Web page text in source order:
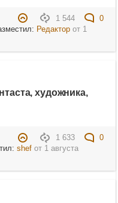
1 544
0
Редакторот 1
художника,
1 633
0
shefот 1 августа